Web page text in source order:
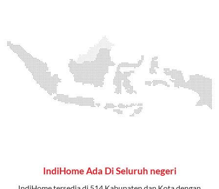
IndiHome Ada Di Seluruh negeri